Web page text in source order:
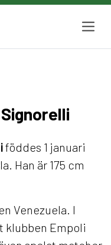
föddes 1 januari
Han är 175 cm
Venezuela. I
klubben Empoli